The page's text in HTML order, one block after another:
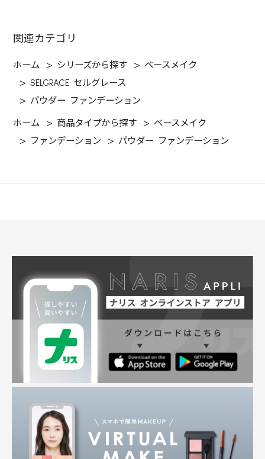
関連カテゴリ
ホーム > シリーズから探す > ベースメイク
>SELGRACE セルグレース
> パウダー ファンデーション
ホーム > 商品タイプから探す > ベースメイク
>
ファンデーション > パウダー ファンデーション